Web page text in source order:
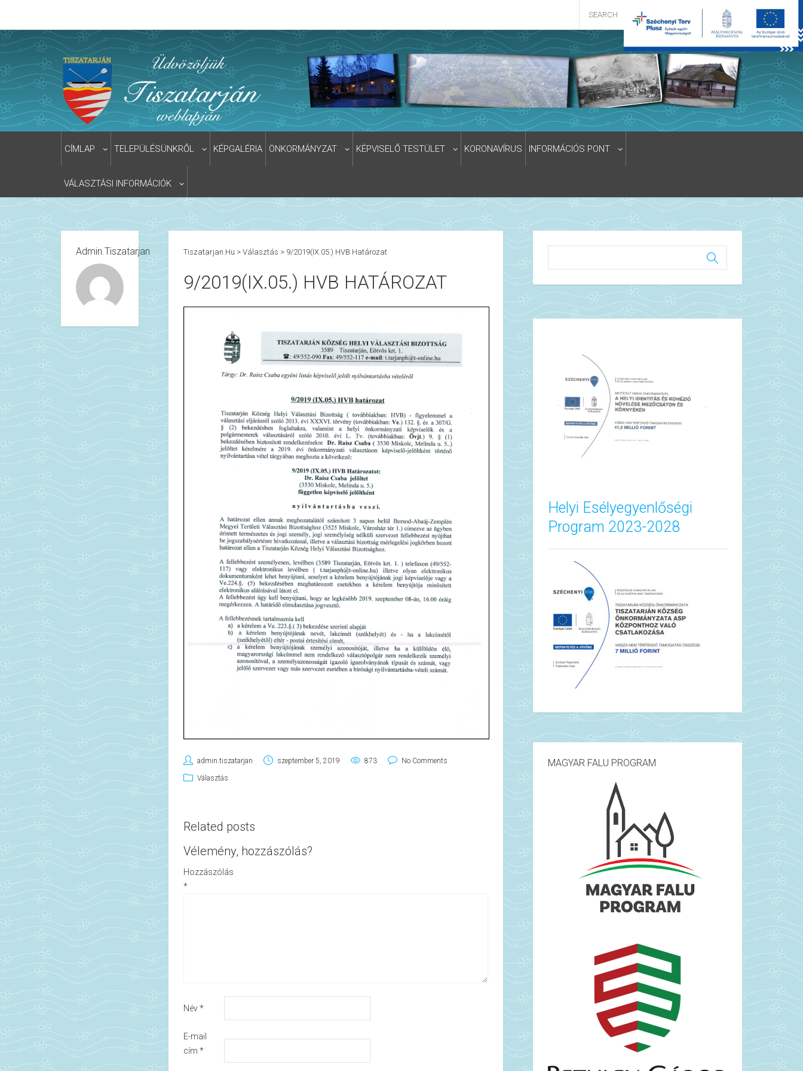
CÍMLAP TELEPÜLÉSÜNKRŐL KÉPGALÉRIA ÖNKORMÁNYZAT KÉPVISELŐ TESTÜLET KORONAVÍRUS INFORMÁCIÓS PONT
VÁLASZTÁSI INFORMÁCIÓK
Admin.tiszatarjan Tiszatarjan.hu > Választás > 9/2019(IX.05.) HVB Határozat
9/2019(IX.05.) HVB HATÁROZAT
admin.tiszatarjan szeptember 5, 2019 873 No Comments
Választás
Related posts
Vélemény, hozzászólás?
Hozzászólás
*
Név*
E-mail
cím *
Helyi Esélyegyenlőségi
Program 2023-2028
MAGYAR FALU PROGRAM